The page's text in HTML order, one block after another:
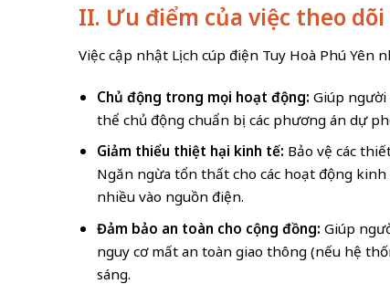
II. Ưu điểm của việc theo
Việc cập nhật Lịch cúp điện Tuy Hoà Phú Yên
Chủ động trong mọi hoạt động:Giúp người
thể chủ động chuẩn bị các phương án dự
Giảm thiểu thiệt hại kinh tế: Bảo vệ các
Ngăn ngừa tổn thất cho các hoạt động
nhiều vào nguồn điện.
Đảm bảo an toàn cho cộng đồng: Giúp
nguy cơ mất an toàn giao thông (nếu hệ
sáng.